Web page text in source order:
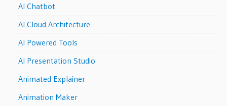
AI Chatbot
AI Cloud Architecture
AI Powered Tools
AI Presentation Studio
Animated Explainer
Animation Maker